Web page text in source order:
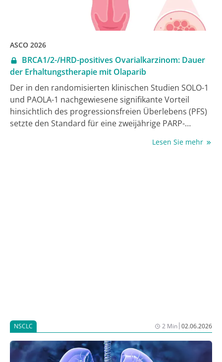
ASCO 2026
BRCA1/2-/HRD-positives Ovarialkarzinom: Dauer
der Erhaltungstherapie mit Olaparib
Der in den randomisierten klinischen Studien SOLO-1
und PAOLA-1 nachgewiesene signifikante Vorteil
hinsichtlich des progressionsfreien Überlebens (PFS)
setzte den Standard für eine zweijährige PARP-
oder ohne Bevacizumab, bei Patientinnen mit
Lesen Sie mehr
NSCLC 2 Min|02.06.2026